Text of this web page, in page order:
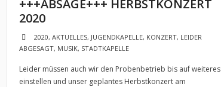
+++ABSAGE+++ HERBSTKONZERT
2020
2020, AKTUELLES, JUGENDKAPELLE, KONZERT, LEIDER
ABGESAGT, MUSIK, STADTKAPELLE
Leider müssen auch wir den Probenbetrieb bis auf weiteres
einstellen und unser geplantes Herbstkonzert am